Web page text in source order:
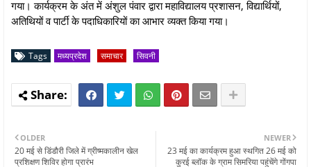
गया। कार्यक्रम के अंत में अंशुल पंवार द्वारा महाविद्यालय प्रशासन, विद्यार्थियों,
अतिथियों व पार्टी के पदाधिकारियों का आभार व्यक्त किया गया।
Tags मध्यप्रदेश समाचार सिवनी
NEWER
23 मई का कार्यक्रम हुआ स्थगित 26 मई को
कुरई ब्लॉक के ग्राम सिमरिया पहुंचेंगे गोंगपा
OLDER
20 मई से डिंडौरी जिले में ग्रीष्मकालीन खेल
प्रशिक्षण शिविर होगा प्रारंभ